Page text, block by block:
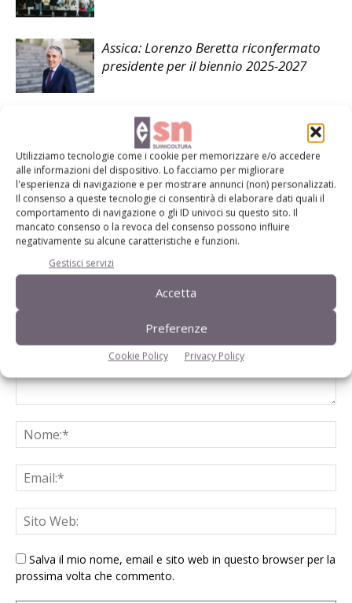
Utilizziamo tecnologie come i cookie per memorizzare e/o accedere
alle informazioni del dispositivo. Lo facciamo per migliorare
l'esperienza di navigazione e per mostrare annunci (non) personalizzati.
Il consenso a queste tecnologie ci consentirà di elaborare dati quali il
comportamento di navigazione o gli ID univoci su questo sito. Il
mancato consenso o la revoca del consenso possono influire
negativamente su alcune caratteristiche e funzioni.
Gestisci servizi
Accetta
Preferenze
Cookie Policy Privacy Policy
Assica: Lorenzo Beretta riconfermato
presidente per il biennio 2025-2027
Le nuove linee guida per il farmaco in
allevamento
Salva il mio nome, email e sito web in questo browser per la
prossima volta che commento.